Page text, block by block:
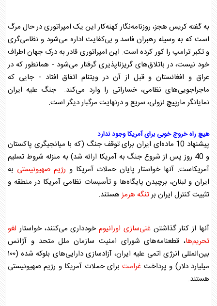
به گفته کریس هجز، روزنامه‌نگار کهنه‌کار این یک امپراتوری در حال مرگ
است که به وسیله رهبران فاسد و بی‌کفایت اداره می‌شود و نظامی‌گری
و تکبر ترامپ را کور کرده است. این امپراتوری قادر به درک جهان اطراف
خود نیست، در باتلاق‌های گریزناپذیری گرفتار می‌شود - همانطور که در
عراق و افغانستان و قبل از آن در ویتنام اتفاق افتاد - جایی که
ماجراجویی‌های نظامی، خساراتی را وارد می‌کند. جنگ علیه ایران
نمایانگر مارپیچ نزولی، سریع و درنهایت مرگبار دیگر است.
هیچ راه خروج خوبی برای آمریکا وجود ندارد
پیشنهاد 10 ماده‌ای ایران برای توقف جنگ (که با میانجیگری پاکستان
و 40 روز پس از شروع جنگ به آمریکا ارائه شد) به منزله‌ شروط تسلیم
آمریکاست. آنها خواستار پایان حملات آمریکا و رژیم صهیونیستی به
ایران و لبنان، برچیدن پایگاه‌ها و تأسیسات نظامی آمریکا در منطقه و
تثبیت کنترل ایران برتنگه هرمزهستند.
آنها از کنار گذاشتنغنی‌سازی اورانیومخودداری می‌کنند، خواستار لغو
تحریم‌ها، قطعنامه‌های شورای امنیت سازمان ملل متحد و آژانس
بین‌المللی انرژی اتمی علیه ایران، آزادسازی دارایی‌های بلوکه شده (۱۰۰
میلیارد دلار) و پرداخت غرامتبرای حملات آمریکا و رژیم صهیونیستی
هستند.